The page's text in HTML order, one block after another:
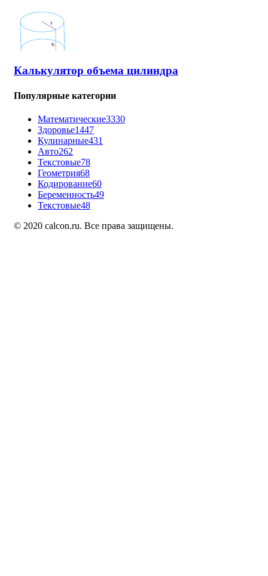
Калькулятор объема цилиндра
Популярные категории
Математические3330
Здоровье1447
Кулинарные431
Авто262
Текстовые78
Геометрия68
Кодирование60
Беременность49
Текстовые48
© 2020 calcon.ru. Все права защищены.